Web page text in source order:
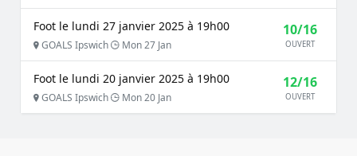
Foot le lundi 27 janvier 2025 à 19h00
GOALS Ipswich Mon 27 Jan
10/16
OUVERT
Foot le lundi 20 janvier 2025 à 19h00
GOALS Ipswich Mon 20 Jan
12/16
OUVERT